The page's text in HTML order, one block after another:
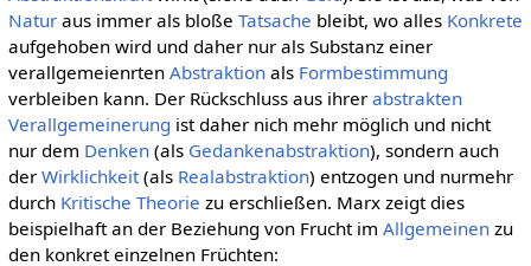
Naturaus immer als bloße Tatsache bleibt, wo alles Konkrete
aufgehoben wird und daher nur als Substanz einer
verallgemeienrten Abstraktionals Formbestimmung
verbleiben kann. Der Rückschluss aus ihrer abstrakten
Verallgemeinerung ist daher nich mehr möglich und nicht
nur dem Denken(als Gedankenabstraktion), sondern auch
der Wirklichkeit(als Realabstraktion) entzogen und nurmehr
durch Kritische Theorie zu erschließen. Marx zeigt dies
beispielhaft an der Beziehung von Frucht im Allgemeinenzu
den konkret einzelnen Früchten: